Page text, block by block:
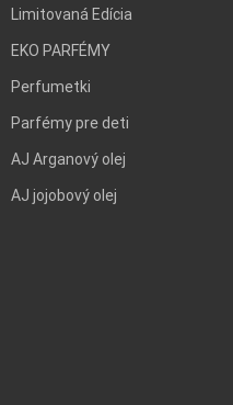
Limitovaná Edícia
EKO PARFÉMY
Perfumetki
Parfémy pre deti
AJ Arganový olej
AJ jojobový olej